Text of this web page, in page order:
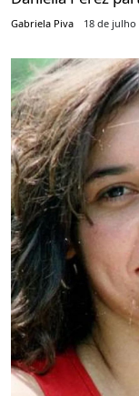
Gabriela Piva 18 de julho